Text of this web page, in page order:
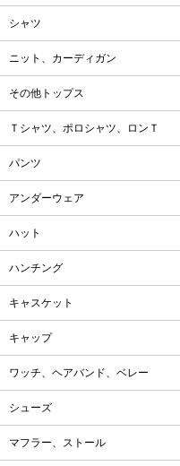
シャツ
ニット、カーディガン
その他トップス
Ｔシャツ、ポロシャツ、ロンＴ
パンツ
アンダーウェア
ハット
ハンチング
キャスケット
キャップ
ワッチ、ヘアバンド、ベレー
シューズ
マフラー、ストール